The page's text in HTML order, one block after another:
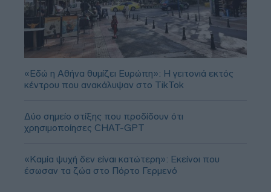
«Εδώ η Αθήνα θυμίζει Ευρώπη»: H γειτονιά εκτός
κέντρου που ανακάλυψαν στο TikTok
Δύο σημείο στίξης που προδίδουν ότι
χρησιμοποίησες CHAT-GPT
«Καμία ψυχή δεν είναι κατώτερη»: Εκείνοι που
έσωσαν τα ζώα στο Πόρτο Γερμενό